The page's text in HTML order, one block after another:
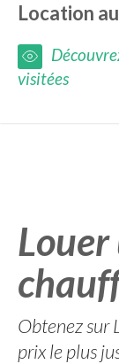
Location
visitées
Louer
Obtenez sur
prix le plus